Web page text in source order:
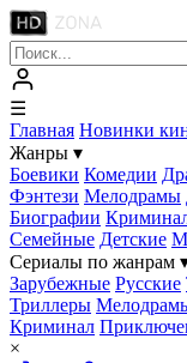
☰
Главная Новинки
Жанры ▾
Боевики Комедии
Фэнтези Мелодрамы
Биографии
Семейные Детские
Сериалы по жанрам
Зарубежные Русские
Триллеры
Криминал
×